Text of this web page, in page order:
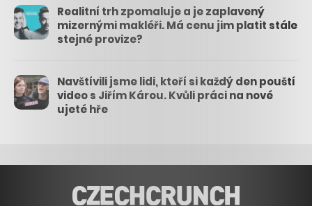
Realitní trh zpomaluje a je zaplavený
mizernými makléři. Má cenu jim platit stále
stejné provize?
Navštívili jsme lidi, kteří si každý den pouští
video s Jiřím Károu. Kvůli práci na nové
ujeté hře